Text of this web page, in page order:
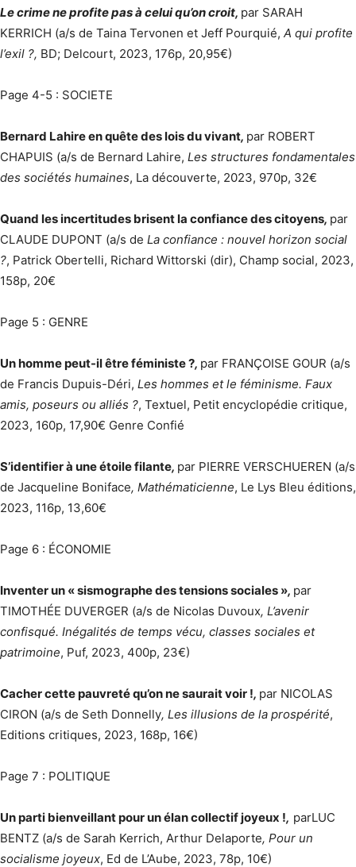
Le crime ne profite pas à celui qu’on croit, par SARAH
KERRICH (a/s de Taina Tervonen et Jeff Pourquié, A qui profite
l’exil ?, BD; Delcourt, 2023, 176p, 20,95€)
Page 4-5 : SOCIETE
Bernard Lahire en quête des lois du vivant, par ROBERT
CHAPUIS (a/s de Bernard Lahire, Les structures fondamentales
des sociétés humaines, La découverte, 2023, 970p, 32€
Quand les incertitudes brisent la confiance des citoyens, par
CLAUDE DUPONT (a/s de La confiance : nouvel horizon social
?, Patrick Obertelli, Richard Wittorski (dir), Champ social, 2023,
158p, 20€
Page 5 : GENRE
Un homme peut-il être féministe ?, par FRANÇOISE GOUR (a/s
de Francis Dupuis-Déri, Les hommes et le féminisme. Faux
amis, poseurs ou alliés ?, Textuel, Petit encyclopédie critique,
2023, 160p, 17,90€ Genre Confié
S’identifier à une étoile filante, par PIERRE VERSCHUEREN (a/s
de Jacqueline Boniface, Mathématicienne, Le Lys Bleu éditions,
2023, 116p, 13,60€
Page 6 : ÉCONOMIE
Inventer un « sismographe des tensions sociales », par
TIMOTHÉE DUVERGER (a/s de Nicolas Duvoux, L’avenir
confisqué. Inégalités de temps vécu, classes sociales et
patrimoine, Puf, 2023, 400p, 23€)
Cacher cette pauvreté qu’on ne saurait voir !, par NICOLAS
CIRON (a/s de Seth Donnelly, Les illusions de la prospérité,
Editions critiques, 2023, 168p, 16€)
Page 7 : POLITIQUE
Un parti bienveillant pour un élan collectif joyeux !, parLUC
BENTZ (a/s de Sarah Kerrich, Arthur Delaporte, Pour un
socialisme joyeux, Ed de L’Aube, 2023, 78p, 10€)